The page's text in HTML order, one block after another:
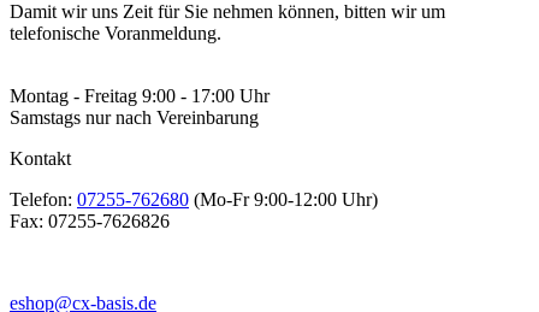
Damit wir uns Zeit für Sie nehmen können, bitten wir um
telefonische Voranmeldung.
Montag - Freitag 9:00 - 17:00 Uhr
Samstags nur nach Vereinbarung
Kontakt
Telefon: 07255-762680 (Mo-Fr 9:00-12:00 Uhr)
Fax: 07255-7626826
eshop@cx-basis.de